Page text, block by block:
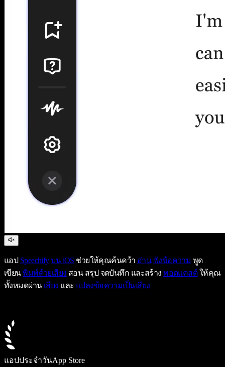
แอป Speechify บน iOS ช่วยให้คุณค้นคว้า อ่าน ฟังข้อความ พูด
เขียนพิมพ์ด้วยเสียง สอน สรุป จดบันทึก และสร้างพอดแคสต์ให้คุณ
ทั้งหมดผ่าน เสียง และ แปลงข้อความเป็นเสียง
แอปประจำวันApp Store